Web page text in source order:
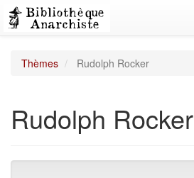
Thèmes Rudolph Rocker
Rudolph Rocker